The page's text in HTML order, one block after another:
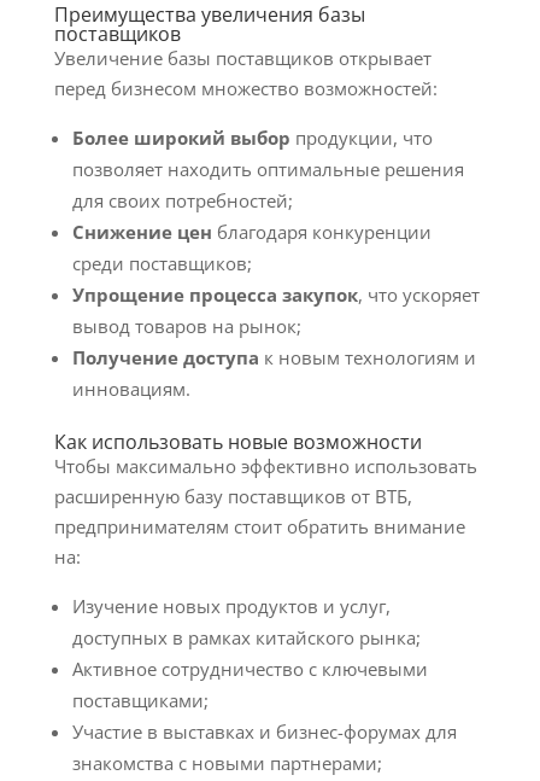
Преимущества увеличения базы
поставщиков
Увеличение базы поставщиков открывает
перед бизнесом множество возможностей:
Более широкий выбор продукции, что
позволяет находить оптимальные решения
для своих потребностей;
Снижение цен благодаря конкуренции
среди поставщиков;
Упрощение процесса закупок, что ускоряет
вывод товаров на рынок;
Получение доступа к новым технологиям и
инновациям.
Как использовать новые возможности
Чтобы максимально эффективно использовать
расширенную базу поставщиков от ВТБ,
предпринимателям стоит обратить внимание
на:
Изучение новых продуктов и услуг,
доступных в рамках китайского рынка;
Активное сотрудничество с ключевыми
поставщиками;
Участие в выставках и бизнес-форумах для
знакомства с новыми партнерами;